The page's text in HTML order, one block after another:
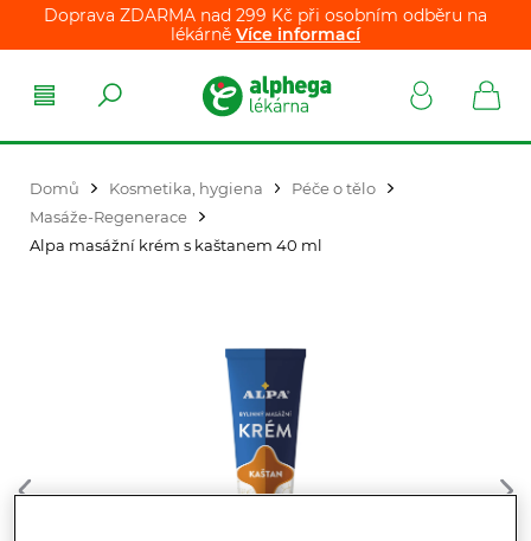
Doprava ZDARMA nad 299 Kč při osobním odběru na
lékárně Více informací
Domů Kosmetika, hygiena
Péče o tělo
Masáže-Regenerace
Alpa masážní krém s kaštanem 40 ml